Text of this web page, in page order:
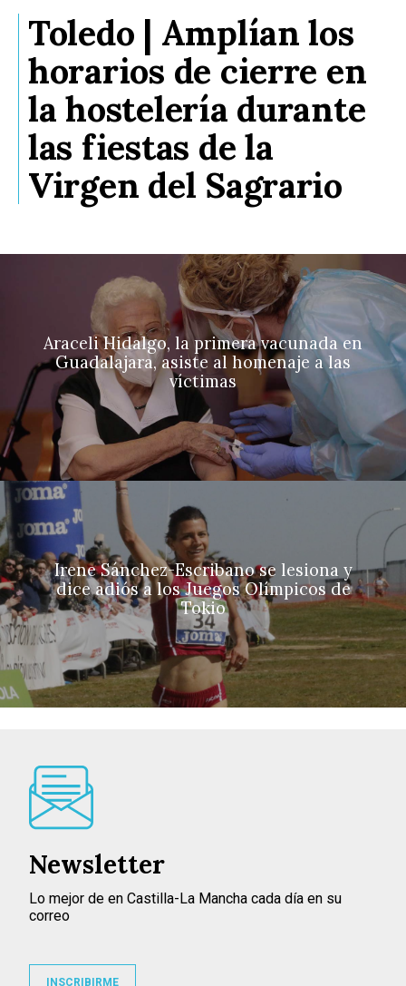
Toledo | Amplían los
horarios de cierre en
la hostelería durante
las fiestas de la
Virgen del Sagrario
Araceli Hidalgo, la primera vacunada en
Guadalajara, asiste al homenaje a las
víctimas
Irene Sánchez-Escribano se lesiona y
dice adiós a los Juegos Olímpicos de
Tokio
Newsletter
Lo mejor de en Castilla-La Mancha cada día en su
correo
INSCRIBIRME